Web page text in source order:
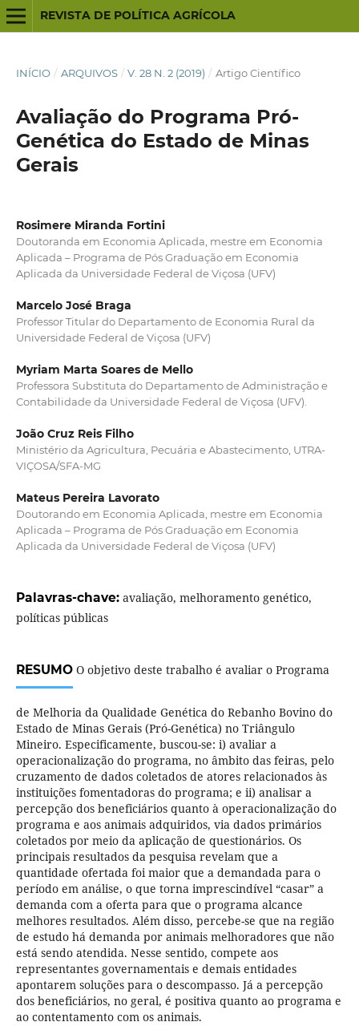
REVISTA DE POLÍTICA AGRÍCOLA
INÍCIO / ARQUIVOS / V. 28 N. 2 (2019) / Artigo Científico
Avaliação do Programa Pró-
Genética do Estado de Minas
Gerais
Rosimere Miranda Fortini
Doutoranda em Economia Aplicada, mestre em Economia
Aplicada – Programa de Pós Graduação em Economia
Aplicada da Universidade Federal de Viçosa (UFV)
Marcelo José Braga
Professor Titular do Departamento de Economia Rural da
Universidade Federal de Viçosa (UFV)
Myriam Marta Soares de Mello
Professora Substituta do Departamento de Administração e
Contabilidade da Universidade Federal de Viçosa (UFV).
João Cruz Reis Filho
Ministério da Agricultura, Pecuária e Abastecimento, UTRA-
VIÇOSA/SFA-MG
Mateus Pereira Lavorato
Doutorando em Economia Aplicada, mestre em Economia
Aplicada – Programa de Pós Graduação em Economia
Aplicada da Universidade Federal de Viçosa (UFV)
Palavras-chave: avaliação, melhoramento genético,
políticas públicas
RESUMOO objetivo deste trabalho é avaliar o Programa
de Melhoria da Qualidade Genética do Rebanho Bovino do
Estado de Minas Gerais (Pró-Genética) no Triângulo
Mineiro. Especificamente, buscou-se: i) avaliar a
operacionalização do programa, no âmbito das feiras, pelo
cruzamento de dados coletados de atores relacionados às
instituições fomentadoras do programa; e ii) analisar a
percepção dos beneficiários quanto à operacionalização do
programa e aos animais adquiridos, via dados primários
coletados por meio da aplicação de questionários. Os
principais resultados da pesquisa revelam que a
quantidade ofertada foi maior que a demandada para o
período em análise, o que torna imprescindível “casar” a
demanda com a oferta para que o programa alcance
melhores resultados. Além disso, percebe-se que na região
de estudo há demanda por animais melhoradores que não
está sendo atendida. Nesse sentido, compete aos
representantes governamentais e demais entidades
apontarem soluções para o descompasso. Já a percepção
dos beneficiários, no geral, é positiva quanto ao programa e
ao contentamento com os animais.